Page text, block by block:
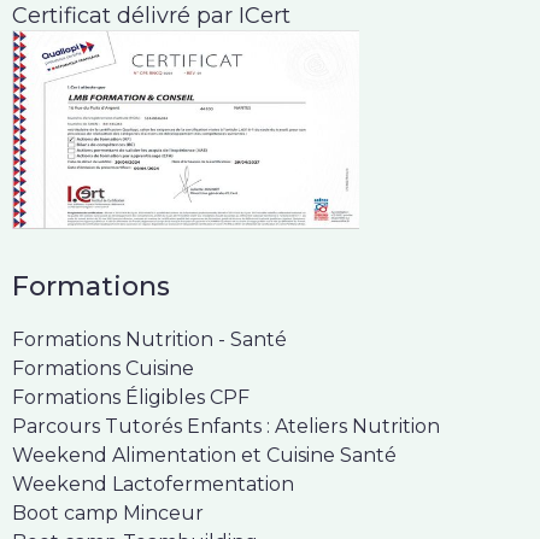
Certificat délivré par ICert
Formations
Formations Nutrition - Santé
Formations Cuisine
Formations Éligibles CPF
Parcours Tutorés Enfants : Ateliers Nutrition
Weekend Alimentation et Cuisine Santé
Weekend Lactofermentation
Boot camp Minceur